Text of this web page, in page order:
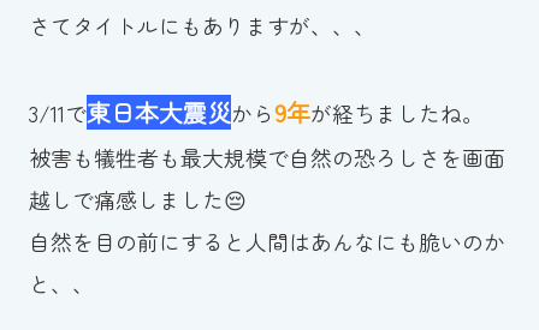
体験申し込みはこちら!
さてタイトルにもありますが、、、
3/11で東日本大震災から9年が経ちましたね。
被害も犠牲者も最大規模で自然の恐ろしさを画面
越しで痛感しました😔
自然を目の前にすると人間はあんなにも脆いのか
と、、